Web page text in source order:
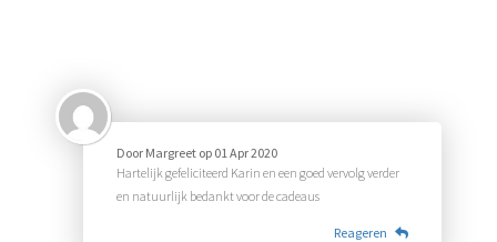
Door Margreet op 01 Apr 2020
Hartelijk gefeliciteerd Karin en een goed vervolg verder
en natuurlijk bedankt voor de cadeaus
Reageren